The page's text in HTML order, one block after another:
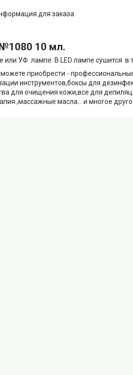
для заказа
10 мл.
или УФ лампе. В LED лампе сушится в
приобрести -
инструментов,боксы для
для очищения кожи,все для
,массажные масла... и многое